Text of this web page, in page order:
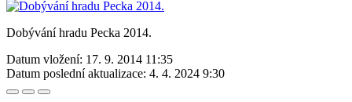
Dobývání hradu Pecka 2014.
Datum vložení: 17. 9. 2014 11:35
Datum poslední aktualizace: 4. 4. 2024 9:30